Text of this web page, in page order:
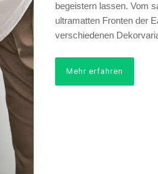
begeistern lassen. Vom
ultramatten Fronten der
verschiedenen
Mehr erfahren